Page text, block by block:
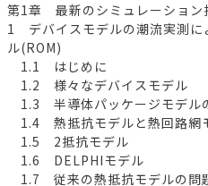
第1章 最新のシミュレーション
1 デバイスモデルの潮流実測に
ル(ROM)
1.1 はじめに
1.2 様々なデバイスモデル
1.3 半導体パッケージモデル
1.4 熱抵抗モデルと熱回路網
1.5 2抵抗モデル
1.6 DELPHIモデル
1.7 従来の熱抵抗モデルの問